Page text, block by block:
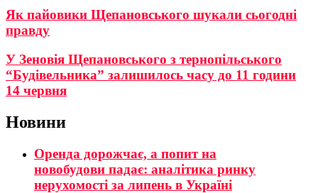
Як пайовики Щепановського шукали сьогодні
правду
У Зеновія Щепановського з тернопільського
“Будівельника” залишилось часу до 11 години
14 червня
Новини
Оренда дорожчає, а попит на
новобудови падає: аналітика ринку
нерухомості за липень в Україні